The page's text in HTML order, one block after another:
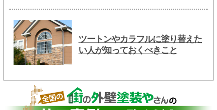
ツートンやカラフルに塗り替えた
い人が知っておくべきこと